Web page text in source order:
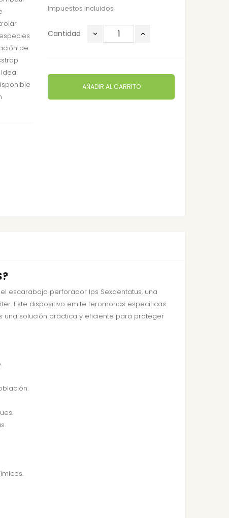
Impuestos incluidos
Cantidad
AÑADIR AL CARRITO
de
escarabajo perforador Ips Sexdentatus, una
Este dispositivo emite feromonas específicas
una solución práctica y eficiente para proteger